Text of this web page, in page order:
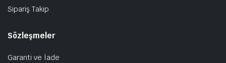
Sipariş Takip
Sözleşmeler
Garanti ve İade